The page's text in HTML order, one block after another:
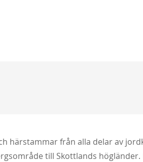
från alla delar av
till Skottlands